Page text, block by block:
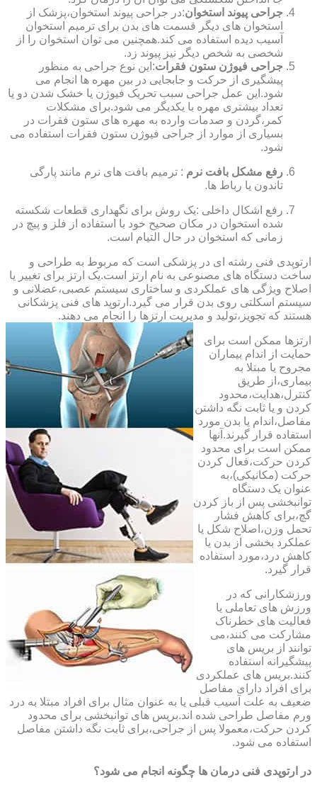
جراحی پیوند استخوان:در جراحی پیوند استخوان،پزشک از
استخوان های دیگر قسمت های بدن برای ترمیم استخوان
آسیب دیده استفاده می کند.همچنین می توان استخوان را از
شخصی به شخص دیگر نیز پیوند زد.
جراحی فیوژن ستون فقرات:این نوع جراحی به منظور
پیشگیری از حرکت و جابجایی در بین مهره ها انجام می
شود.این عمل جراحی سبب تحریک فیوژن یا خشک شدن دو یا
تعداد بیشتری مهره با یکدیگر می شود.برای مشکلات
کمر،گردن و صدمات وارده به مهره های ستون فقرات در
بسیاری از موارد از جراحی فیوژن ستون فقرات استفاده می
شود.
رفع مشکل بافت نرم : ترمیم بافت های نرم مانند پارگی
تاندون یا رباط ها.
رفع اشکال داخلی :یک روش برای نگهداری قطعات شکسته
شده استخوان در مکان صحیح خود با استفاده از فلز و پیچ در
زمانی که استخوان در حال التیام است.
ارتوپدی فنی رشته ای در پزشکی است که مربوط به طراحی و
ساخت دستگاه های مصنوعی به نام ارتز است.یک ارتز برای تغییر یا
اصلاح ویژگی های عملکردی و ساختاری سیستم عصبی،عضلانی و
سیستم اسکلتی روی بدن قرار می گیرد.ارتوپد های فنی پزشکانی
هستند که تجویز،تولید و مدیریت ارتزها را انجام می دهند.
ارتزها ممکن است برای
حمایت از اندام بیماران
مجروح یا مبتلا به
بیماری،از طریق
کنترل،هدایت،محدود
کردن و یا ثابت نگه داشتن
مفاصل،اندام یا بدن مورد
استفاده قرار گیرند.آنها
ممکن است برای محدود
کردن حرکت،فعال کردن
حرکت (مکانیکی)،به
عنوان یک دستگاه
توانبخشی پس از باز کردن
گچ،برای کاهش فشار
تحمل وزن،اصلاح شکل یا
عملکرد بخشی از بدن یا
کاهش درد،مورد استفاده
قرار گیرد.
ورزشکارانی که در
ورزش های تعاملی یا
فعالیت های خطرناک
مشارکت می کنند،می
توانند از بریس های
پیشگیرانه استفاده
کنند.بریس های عملکردی
برای افراد دارای مفاصل
ضعیف به علت آسیب قبلی یا به عنوان مثال برای افراد مبتلا به درد
ورم مفاصل طراحی شده اند.بریس های توانبخشی برای محدود
کردن حرکت،معمولا پس از جراحی،برای ثابت نگه داشتن مفاصل
استفاده می شود.
در ارتوپدی فنی درمان ها چگونه انجام می شود؟